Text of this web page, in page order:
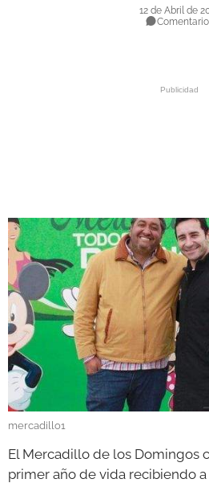
12 de Abril de
mercadillo1
El Mercadillo de los Domingos
primer año de vida recibiendo